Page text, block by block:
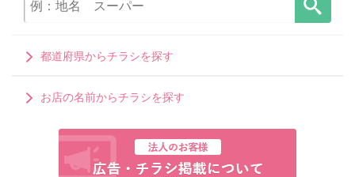
都道府県からチラシを探す
お店の名前からチラシを探す